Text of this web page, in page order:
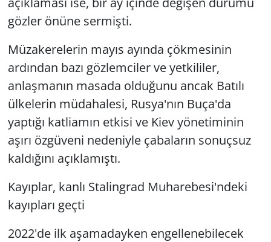
gözler önüne sermişti.
Müzakerelerin mayıs ayında çökmesinin
ardından bazı gözlemciler ve yetkililer,
anlaşmanın masada olduğunu ancak Batılı
ülkelerin müdahalesi, Rusya'nın Buça'da
yaptığı katliamın etkisi ve Kiev yönetiminin
aşırı özgüveni nedeniyle çabaların sonuçsuz
kaldığını açıklamıştı.
Kayıplar, kanlı Stalingrad Muharebesi'ndeki
kayıpları geçti
2022'de ilk aşamadayken engellenebilecek